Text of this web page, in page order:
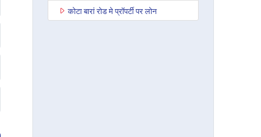
कोटा बारां रोड मे प्रॉपर्टी पर लोन